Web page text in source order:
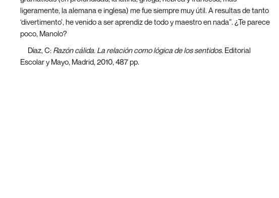
ligeramente, la alemana e inglesa) me fue siempre muy útil. A resultas de tanto
‘divertimento’, he venido a ser aprendiz de todo y maestro en nada”. ¿Te parece
poco, Manolo?
Díaz, C: Razón cálida. La relación como lógica de los sentidos. Editorial
Escolar y Mayo, Madrid, 2010, 487 pp.